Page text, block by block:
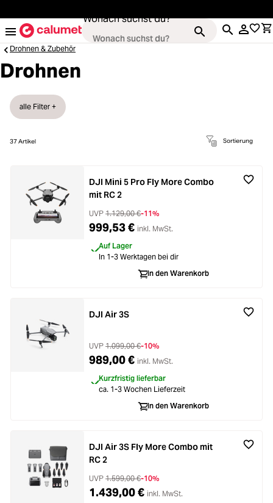
Wonach suchst du?
Kameras
Loading...
Loading...
Loading...
Stative & Gimbals
Loading...
Taschen
Licht & Studio
Loading...
Bildbearbeitung
Loading...
Ferngläser
SALE
Loading...
Drohnen & Zubehör
Drohnen
37Artikel Sortierung
alle Filter +
DJI Mini 5 Pro Fly More Combo
mit RC 2
UVP 1.129,00 €-11%
999,53 € inkl. MwSt.
Auf Lager
In 1-3 Werktagen bei dir
In den Warenkorb
DJI Air 3S
UVP 1.099,00 €-10%
989,00 € inkl. MwSt.
Kurzfristig lieferbar
ca. 1-3 Wochen Lieferzeit
In den Warenkorb
DJI Air 3S Fly More Combo mit
RC 2
UVP 1.599,00 €-10%
1.439,00 € inkl. MwSt.